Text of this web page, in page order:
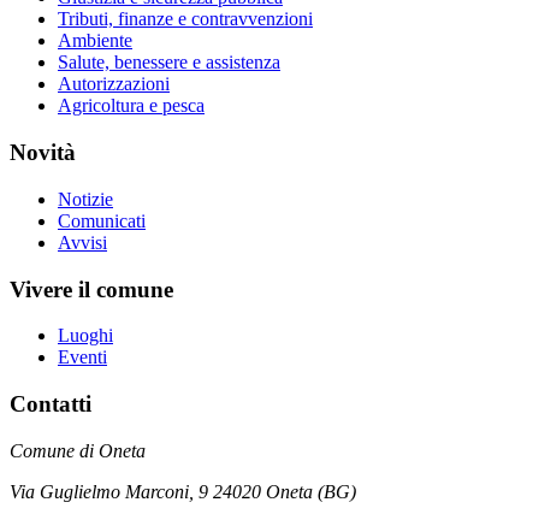
Tributi, finanze e contravvenzioni
Ambiente
Salute, benessere e assistenza
Autorizzazioni
Agricoltura e pesca
Novità
Notizie
Comunicati
Avvisi
Vivere il comune
Luoghi
Eventi
Contatti
Comune di Oneta
Via Guglielmo Marconi, 9 24020 Oneta (BG)